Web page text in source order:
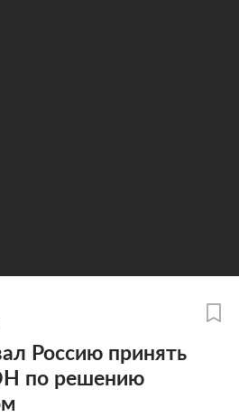
Россию принять
по решению